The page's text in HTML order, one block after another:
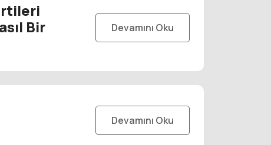
Bir
Devamını Oku
Devamını Oku